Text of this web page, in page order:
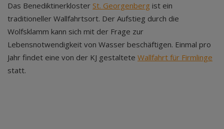
Das Benediktinerkloster St. Georgenberg ist ein
traditioneller Wallfahrtsort. Der Aufstieg durch die
Wolfsklamm kann sich mit der Frage zur
Lebensnotwendigkeit von Wasser beschäftigen. Einmal pro
Jahr findet eine von der KJ gestaltete Wallfahrt für Firmlinge
statt.